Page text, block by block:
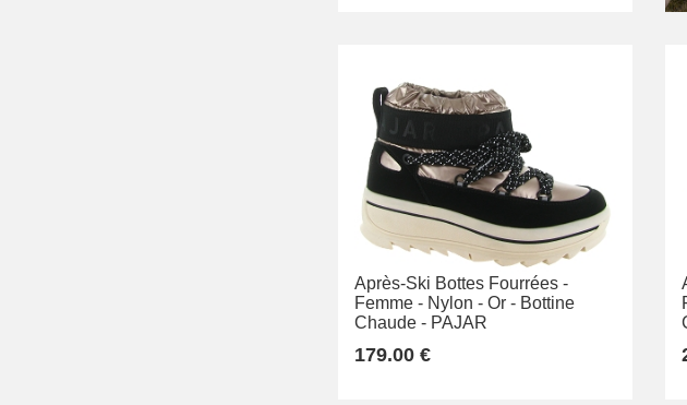
Après-Ski Bottes Fourrées -
Femme - Nylon - Or - Bottine
Chaude - PAJAR
179.00 €